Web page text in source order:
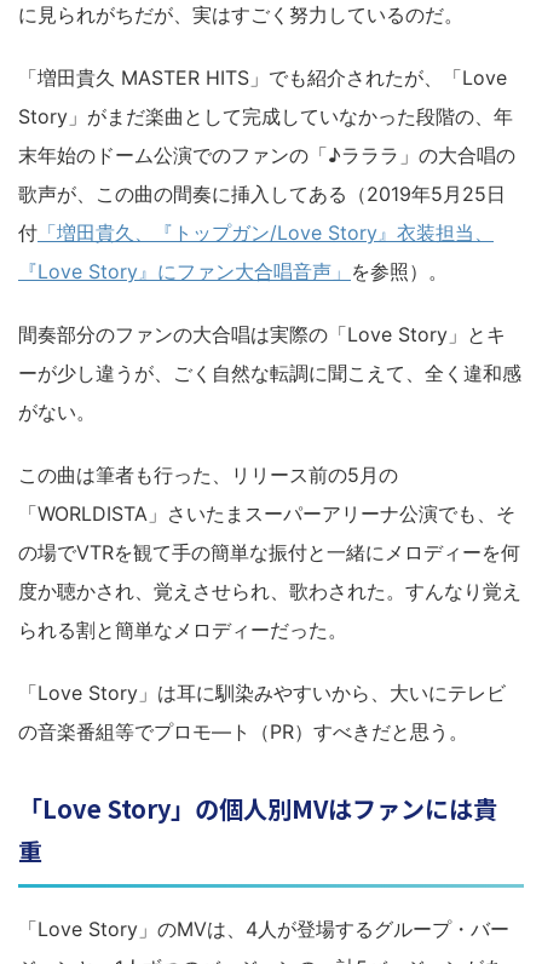
に見られがちだが、実はすごく努力しているのだ。
「増田貴久 MASTER HITS」でも紹介されたが、「Love
Story」がまだ楽曲として完成していなかった段階の、年
末年始のドーム公演でのファンの「♪ラララ」の大合唱の
歌声が、この曲の間奏に挿入してある（2019年5月25日
付 「増田貴久、『トップガン/Love Story』衣装担当、
『Love Story』にファン大合唱音声」 を参照）。
間奏部分のファンの大合唱は実際の「Love Story」とキ
ーが少し違うが、ごく自然な転調に聞こえて、全く違和感
がない。
この曲は筆者も行った、リリース前の5月の
「WORLDISTA」さいたまスーパーアリーナ公演でも、そ
の場でVTRを観て手の簡単な振付と一緒にメロディーを何
度か聴かされ、覚えさせられ、歌わされた。すんなり覚え
られる割と簡単なメロディーだった。
「Love Story」は耳に馴染みやすいから、大いにテレビ
の音楽番組等でプロモ―ト（PR）すべきだと思う。
「Love Story」の個人別MVはファンには貴
重
「Love Story」のMVは、4人が登場するグループ・バー